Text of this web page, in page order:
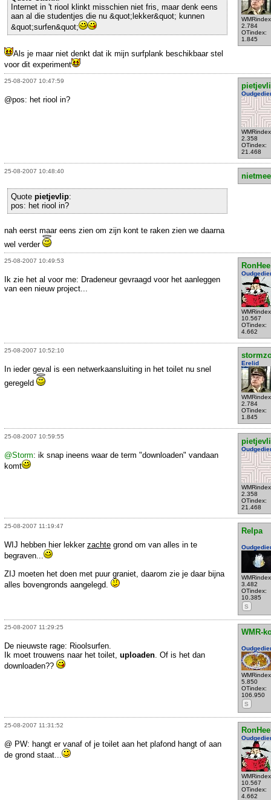
2.784
OTindex:
1.845
Internet in 't riool klinkt misschien niet fris, maar denk eens
aan al die studentjes die nu &quot;lekker&quot; kunnen
&quot;surfen&quot;
Als je maar niet denkt dat ik mijn surfplank beschikbaar stel
voor dit experiment
25-08-2007 10:47:59
2.358
OTindex:
21.468
@pos: het riool in?
25-08-2007 10:48:40
Quote pietjevlip:
pos: het riool in?
nah eerst maar eens zien om zijn kont te raken zien we daarna
wel verder
25-08-2007 10:49:53
RonHee
10.567
OTindex:
4.662
Ik zie het al voor me: Dradeneur gevraagd voor het aanleggen
van een nieuw project...
25-08-2007 10:52:10
Erelid
2.784
OTindex:
1.845
In ieder geval is een netwerkaansluiting in het toilet nu snel
geregeld
25-08-2007 10:59:55
2.358
OTindex:
21.468
@Storm: ik snap ineens waar de term "downloaden" vandaan
komt
25-08-2007 11:19:47
Relpa
3.482
OTindex:
10.385
S
WIJ hebben hier lekker zachte grond om van alles in te
begraven...
ZIJ moeten het doen met puur graniet, daarom zie je daar bijna
alles bovengronds aangelegd.
25-08-2007 11:29:25
WMR-
5.850
OTindex:
106.950
S
De nieuwste rage: Rioolsurfen.
Ik moet trouwens naar het toilet, uploaden. Of is het dan
downloaden??
25-08-2007 11:31:52
RonHee
10.567
OTindex:
4.662
@ PW: hangt er vanaf of je toilet aan het plafond hangt of aan
de grond staat...